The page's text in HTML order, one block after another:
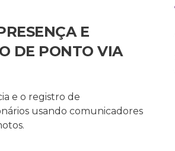
E
DE PONTO VIA
e o registro de
usando comunicadores